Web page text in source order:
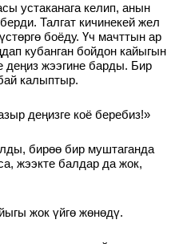
устаканага келип, анын
Талгат кичинекей жел
боёду. Үч мачттын ар
кубанган бойдон кайыгын
деңиз жээгине барды. Бир
калыптыр.
деңизге коё беребиз!»
бирөө бир муштаганда
жээкте балдар да жок,
жок үйгө жөнөдү.